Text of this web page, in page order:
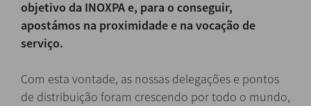
objetivo da INOXPA e, para o conseguir,
apostámos na proximidade e na vocação de
serviço.
Com esta vontade, as nossas delegações e pontos
de distribuição foram crescendo por todo o mundo,